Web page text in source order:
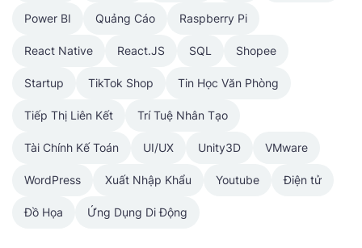
Power BI Quảng Cáo Raspberry Pi
React Native React.JS SQL Shopee
Startup TikTok Shop Tin Học Văn Phòng
Tiếp Thị Liên Kết Trí Tuệ Nhân Tạo
Tài Chính Kế Toán UI/UX Unity3D VMware
WordPress Xuất Nhập Khẩu Youtube Điện tử
Đồ Họa Ứng Dụng Di Động